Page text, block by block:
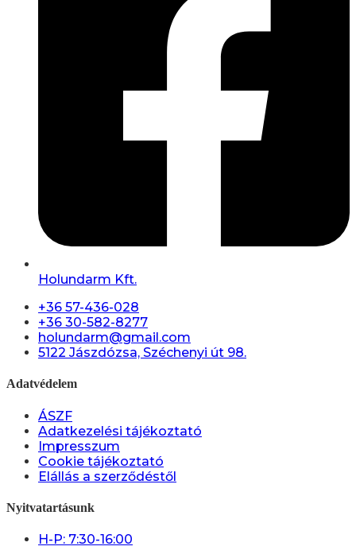
Holundarm Kft.
+36 57-436-028
+36 30-582-8277
holundarm@gmail.com
5122 Jászdózsa, Széchenyi út 98.
Adatvédelem
ÁSZF
Adatkezelési tájékoztató
Impresszum
Cookie tájékoztató
Elállás a szerződéstől
Nyitvatartásunk
H-P: 7:30-16:00